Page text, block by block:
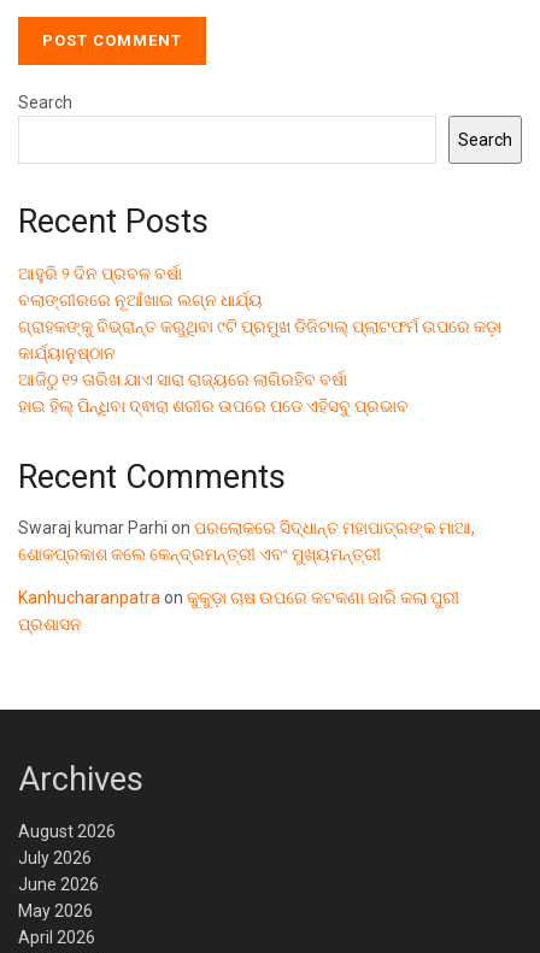
Search
Search
Recent Posts
ଆହୁରି ୨ ଦିନ ପ୍ରବଳ ବର୍ଷା
ବଲାଙ୍ଗୀରରେ ନୂଆଁଖାଇ ଲଗ୍ନ ଧାର୍ଯ୍ୟ
ଗ୍ରାହକଙ୍କୁ ବିଭ୍ରାନ୍ତ କରୁଥିବା ୯ଟି ପ୍ରମୁଖ ଡିଜିଟାଲ୍ ପ୍ଲାଟଫର୍ମ ଉପରେ କଡ଼ା
କାର୍ଯ୍ୟାନୁଷ୍ଠାନ
ଆଜିଠୁ ୧୨ ତାରିଖ ଯାଏ ସାରା ରାଜ୍ୟରେ ଲାଗିରହିବ ବର୍ଷା
ହାଇ ହିଲ୍ ପିନ୍ଧିବା ଦ୍ଵାରା ଶରୀର ଉପରେ ପଡେ ଏହିସବୁ ପ୍ରଭାବ
Recent Comments
Swaraj kumar Parhi on ପରଲୋକରେ ସିଦ୍ଧାନ୍ତ ମହାପାତ୍ରଙ୍କ ମାଆ,
ଶୋକପ୍ରକାଶ କଲେ କେନ୍ଦ୍ରମନ୍ତ୍ରୀ ଏବଂ ମୁଖ୍ୟମନ୍ତ୍ରୀ
Kanhucharanpatraon କୁକୁଡ଼ା ଚାଷ ଉପରେ କଟକଣା ଜାରି କଲା ପୁରୀ
ପ୍ରଶାସନ
Archives
August 2026
July 2026
June 2026
May 2026
April 2026